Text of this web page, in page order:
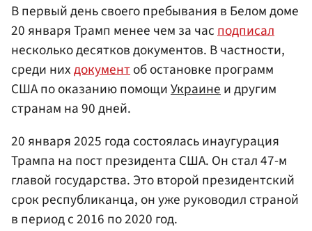
В первый день своего пребывания в Белом доме
20 января Трамп менее чем за часподписал
несколько десятков документов. В частности,
среди нихдокументоб остановке программ
США по оказанию помощиУкраинеи другим
странам на 90 дней.
20 января 2025 года состоялась инаугурация
Трампа на пост президента США. Он стал 47-м
главой государства. Это второй президентский
срок республиканца, он уже руководил страной
в период с 2016 по 2020 год.